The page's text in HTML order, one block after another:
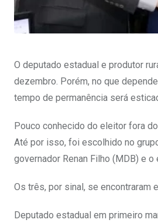
O deputado estadual e produtor
dezembro. Porém, no que
tempo de permanência será
Pouco conhecido do eleitor fora
Até por isso, foi escolhido no
governador Renan Filho (MDB) e
Os três, por sinal, se encontraram
Deputado estadual em primeiro